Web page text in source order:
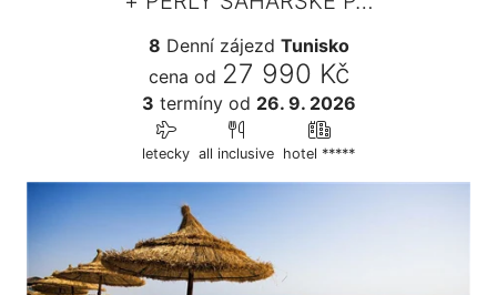
8 Denní zájezd Tunisko
cena od 27 990 Kč
3 termínyod 26. 9. 2026
letecky all inclusive hotel *****